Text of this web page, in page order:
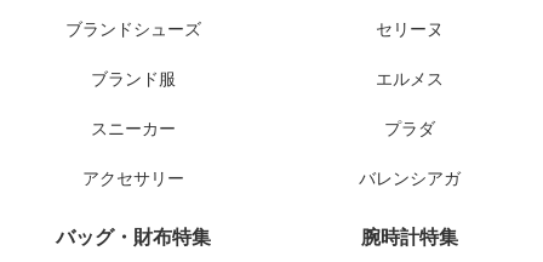
ブランドシューズ
ブランド服
スニーカー
アクセサリー
セリーヌ
エルメス
プラダ
バレンシアガ
バッグ・財布特集 腕時計特集